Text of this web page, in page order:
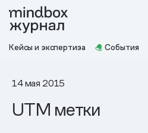
Кейсы и экспертиза События
14 мая 2015
UTM метки